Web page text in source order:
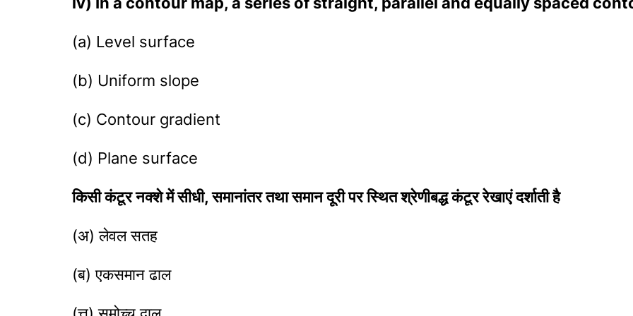
(a) Level surface
(b) Uniform slope
(c) Contour gradient
(d) Plane surface
किसी कंटूर नक्शे में सीधी, समानांतर तथा समान दूरी पर स्थित श्रेणीबद्ध कंटूर रेखाएं दर्शाती है
(अ) लेवल सतह
(ब) एकसमान ढाल